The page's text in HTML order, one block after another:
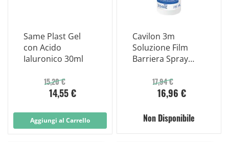
Same Plast Gel
con Acido
Ialuronico 30ml
15,20 €
14,55 €
Aggiungi al Carrello
Cavilon 3m
Soluzione Film
Barriera Spray
17,94 €
16,96 €
Non Disponibile